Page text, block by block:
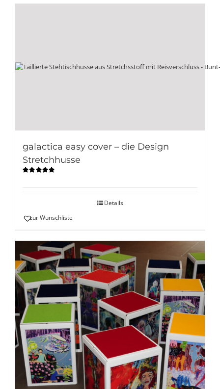
galactica easy cover – die Design
Stretchhusse
Details
zur Wunschliste